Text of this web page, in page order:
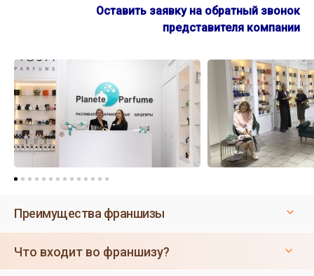
Оставить заявку на обратный звонок
представителя компании
Преимущества франшизы
Что входит во франшизу?